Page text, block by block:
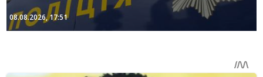
08.08.2026, 17:51